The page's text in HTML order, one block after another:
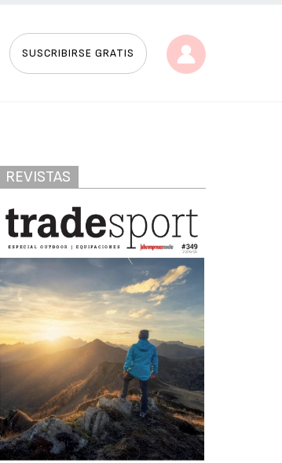
SUSCRIBIRSE GRATIS
REVISTAS